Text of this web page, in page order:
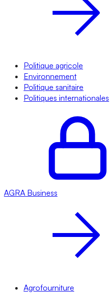
Politique agricole
Environnement
Politique sanitaire
Politiques internationales
AGRA Business
Agrofourniture